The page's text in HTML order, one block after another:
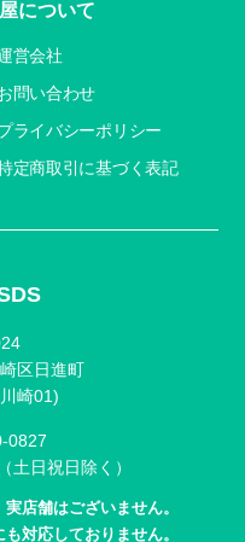
区日進町
崎01)
0827
土日祝日除く）
店舗はございません。
対応しておりません。
について
営会社
問い合わせ
ライバシーポリシー
定商取引に基づく表記